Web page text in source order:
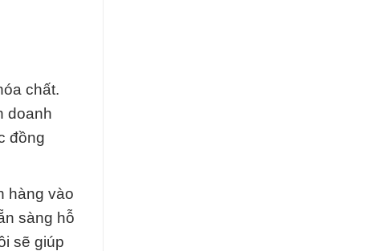
chất.
doanh
đồng
hàng vào
sàng hỗ
sẽ giúp